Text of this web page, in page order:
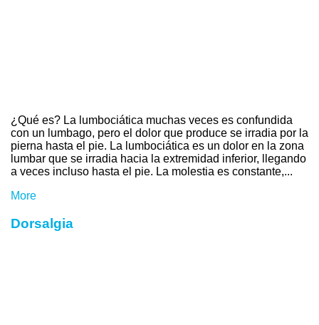
¿Qué es? La lumbociática muchas veces es confundida
con un lumbago, pero el dolor que produce se irradia por la
pierna hasta el pie. La lumbociática es un dolor en la zona
lumbar que se irradia hacia la extremidad inferior, llegando
a veces incluso hasta el pie. La molestia es constante,...
More
Dorsalgia